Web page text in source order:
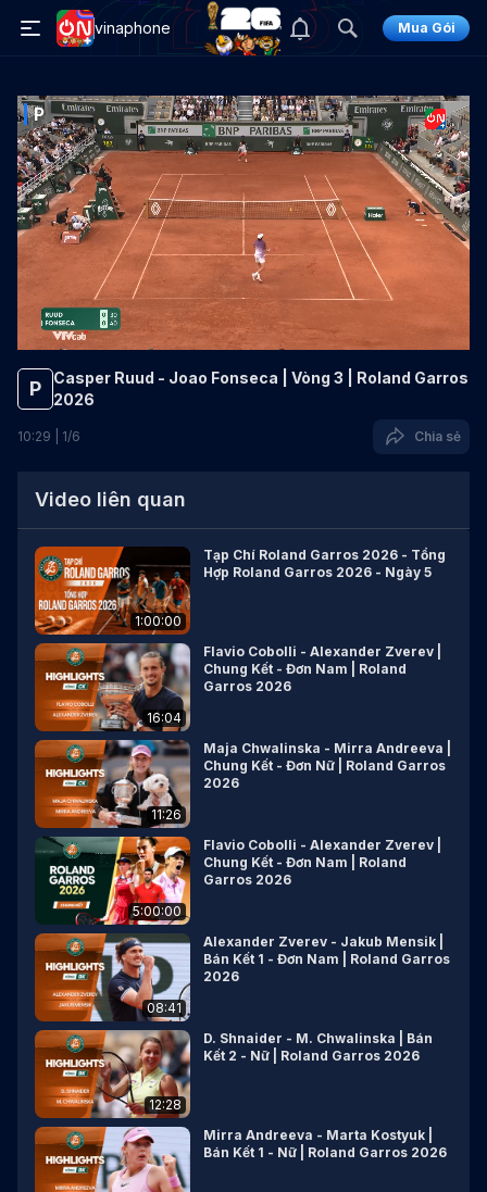
vinaphone Mua Gói
P
P
Casper Ruud - Joao Fonseca | Vòng 3 | Roland Garros
2026
10:29 1/6 Chia sẻ
Video liên quan
1:00:00
Tạp Chí Roland Garros 2026 - Tổng
Hợp Roland Garros 2026 - Ngày 5
16:04
Flavio Cobolli - Alexander Zverev |
Chung Kết - Đơn Nam | Roland
Garros 2026
11:26
Maja Chwalinska - Mirra Andreeva |
Chung Kết - Đơn Nữ | Roland Garros
2026
5:00:00
Flavio Cobolli - Alexander Zverev |
Chung Kết - Đơn Nam | Roland
Garros 2026
08:41
Alexander Zverev - Jakub Mensik |
Bán Kết 1 - Đơn Nam | Roland Garros
2026
12:28
D. Shnaider - M. Chwalinska | Bán
Kết 2 - Nữ | Roland Garros 2026
Mirra Andreeva - Marta Kostyuk |
Bán Kết 1 - Nữ | Roland Garros 2026